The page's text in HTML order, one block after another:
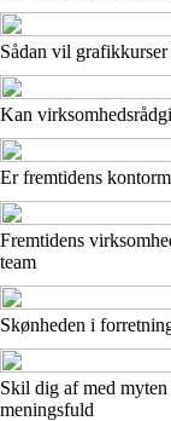
Sådan vil
Kan
Er fremtidens
Fremtidens
team
Skønheden i
Skil dig af med
meningsfuld